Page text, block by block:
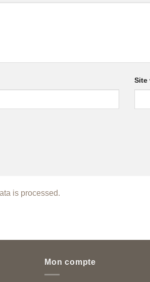
Site
is processed.
Mon compte